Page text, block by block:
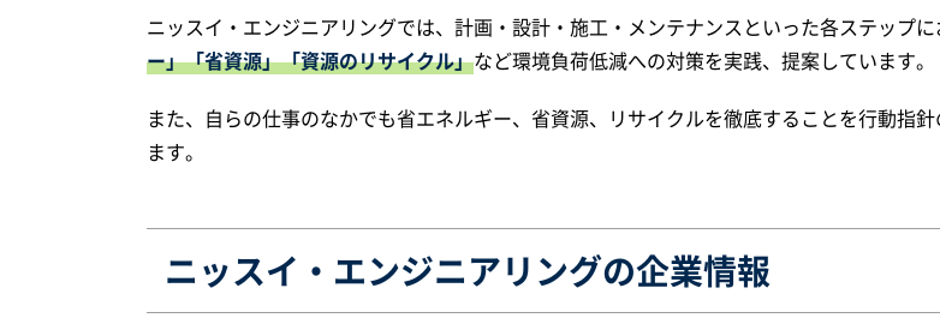
ニッスイ・エンジニアリングでは、計画・設計・施工・メンテナンスといった各ステップに
ー」「省資源」「資源のリサイクル」など環境負荷低減への対策を実践、提案しています。
また、自らの仕事のなかでも省エネルギー、省資源、リサイクルを徹底することを行動指
ます。
ニッスイ・エンジニアリングの企業情報